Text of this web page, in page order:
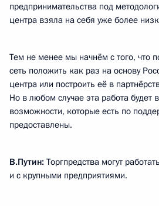
предпринимательства под
центра взяла на себя уже более
Тем не менее мы начнём с того, что
сеть положить как раз на основу
центра или построить её в
Но в любом случае эта работа будет
возможности, которые есть по
предоставлены.
В.Путин: Торгпредства могут
и с крупными предприятиями.